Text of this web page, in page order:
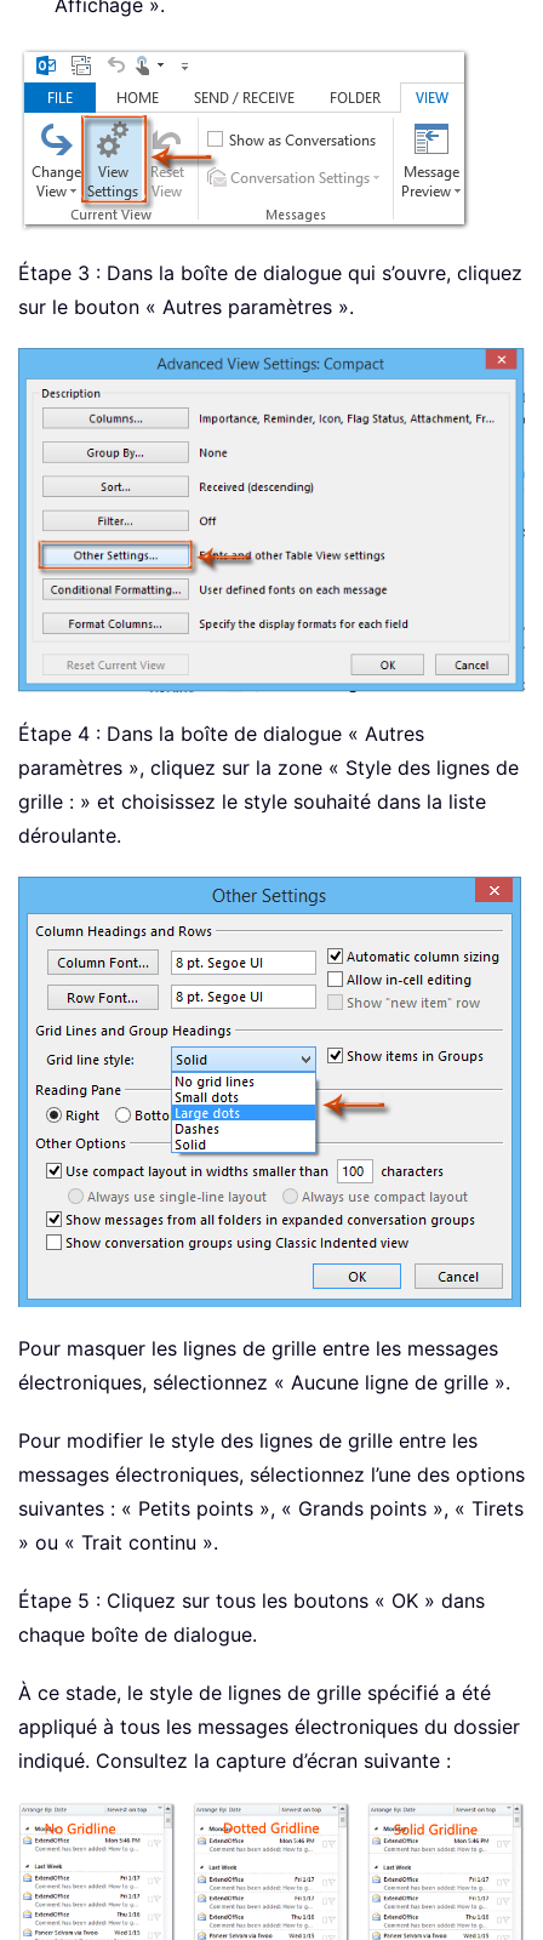
Affichage ».
Étape 3 : Dans la boîte de dialogue qui s’ouvre, cliquez
sur le bouton « Autres paramètres ».
Étape 4 : Dans la boîte de dialogue « Autres
paramètres », cliquez sur la zone « Style des lignes de
grille : » et choisissez le style souhaité dans la liste
déroulante.
Pour masquer les lignes de grille entre les messages
électroniques, sélectionnez « Aucune ligne de grille ».
Pour modifier le style des lignes de grille entre les
messages électroniques, sélectionnez l’une des options
suivantes : « Petits points », « Grands points », « Tirets
» ou « Trait continu ».
Étape 5 : Cliquez sur tous les boutons « OK » dans
chaque boîte de dialogue.
À ce stade, le style de lignes de grille spécifié a été
appliqué à tous les messages électroniques du dossier
indiqué. Consultez la capture d’écran suivante :